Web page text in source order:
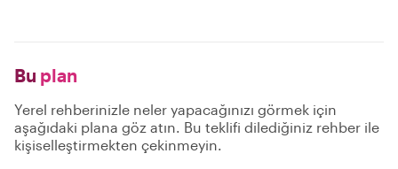
Bu plan
Yerel rehberinizle neler yapacağınızı görmek için
aşağıdaki plana göz atın. Bu teklifi dilediğiniz rehber ile
kişiselleştirmekten çekinmeyin.